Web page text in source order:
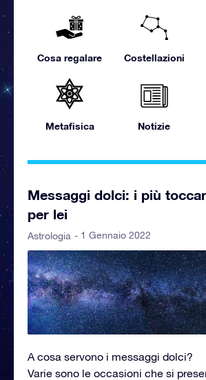
Cosa regalare Costellazioni
Metafisica Notizie
Messaggi dolci: i più
per lei
Astrologia - 1 Gennaio 2022
A cosa servono i messaggi dolci?
Varie sono le occasioni che si